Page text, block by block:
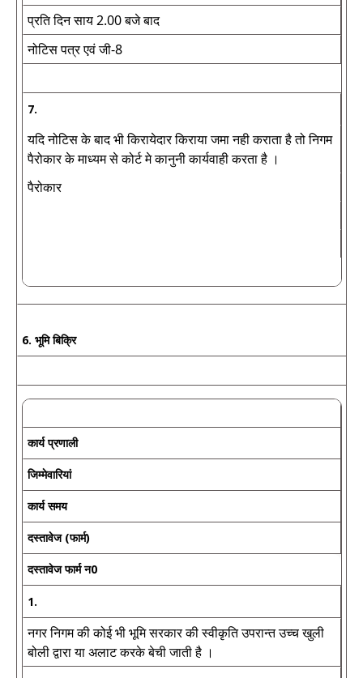
प्रति दिन साय 2.00 बजे बाद
नोटिस पत्र एवं जी-8
7.
यदि नोटिस के बाद भी किरायेदार किराया जमा नही कराता है तो निगम
पैरोकार के माध्यम से कोर्ट मे कानुनी कार्यवाही करता है ।
पैरोकार
6. भूमि बिक्रि
कार्य प्रणाली
जिम्मेवारियां
कार्य समय
दस्तावेज (फार्म)
दस्तावेज फार्म न0
1.
नगर निगम की कोई भी भूमि सरकार की स्वीकृति उपरान्त उच्च खुली
बोली द्वारा या अलाट करके बेची जाती है ।